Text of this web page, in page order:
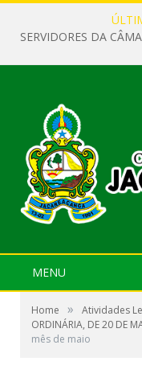
MENU
Home » Atividades
ORDINÁRIA, DE 20 DE
mês de maio